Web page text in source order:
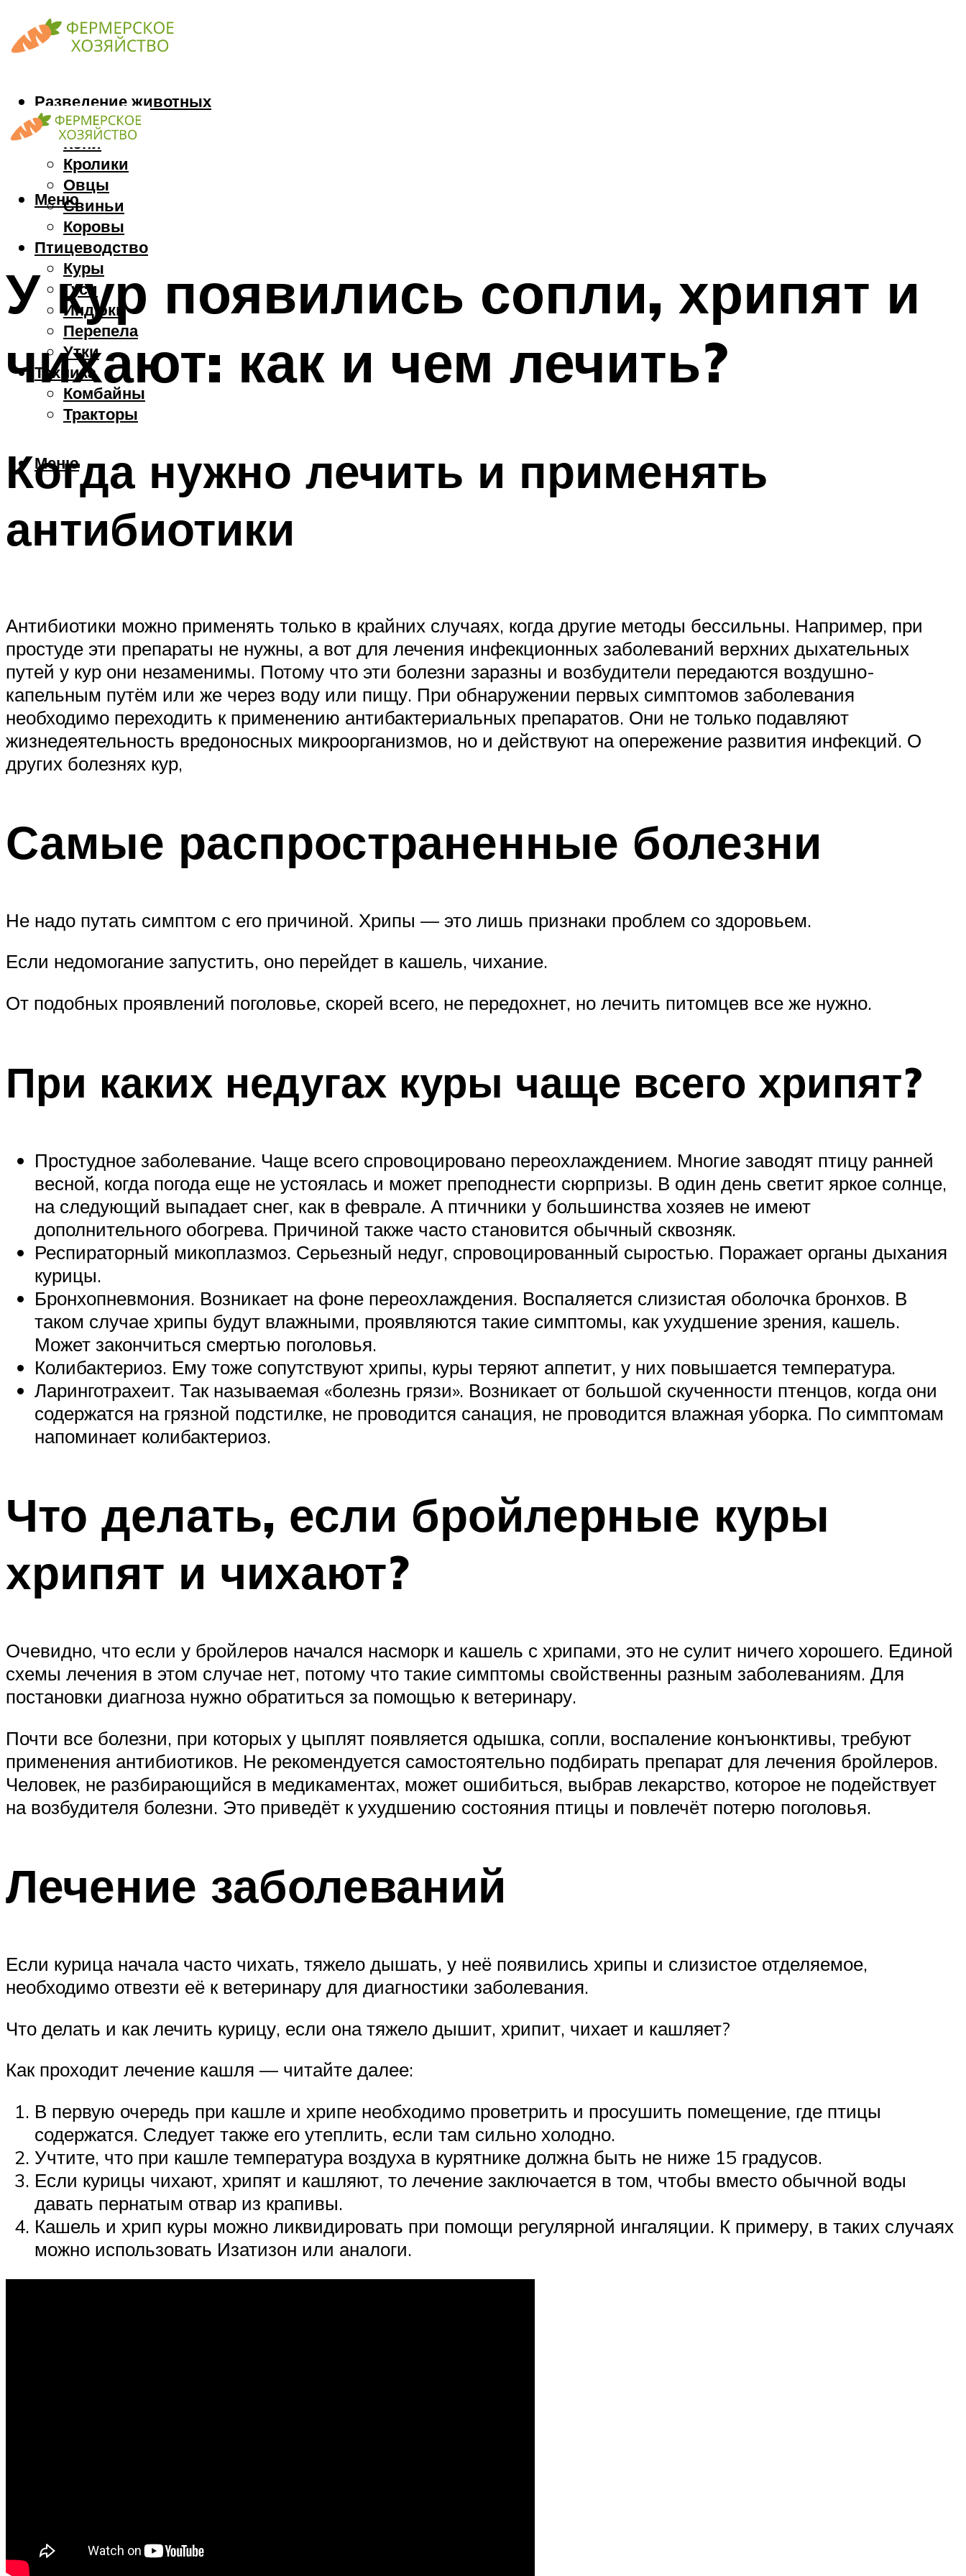
Разведение животных
Козы
Кони
Кролики
Овцы
Свиньи
Коровы
Птицеводство
Куры
Гуси
Индюки
Перепела
Утки
Техника
Комбайны
Тракторы
Меню
Меню
У кур появились сопли, хрипят и
чихают: как и чем лечить?
Когда нужно лечить и применять
антибиотики
Антибиотики можно применять только в крайних случаях, когда другие методы бессильны. Например, при
простуде эти препараты не нужны, а вот для лечения инфекционных заболеваний верхних дыхательных
путей у кур они незаменимы. Потому что эти болезни заразны и возбудители передаются воздушно-
капельным путём или же через воду или пищу. При обнаружении первых симптомов заболевания
необходимо переходить к применению антибактериальных препаратов. Они не только подавляют
жизнедеятельность вредоносных микроорганизмов, но и действуют на опережение развития инфекций. О
других болезнях кур,
Самые распространенные болезни
Не надо путать симптом с его причиной. Хрипы — это лишь признаки проблем со здоровьем.
Если недомогание запустить, оно перейдет в кашель, чихание.
От подобных проявлений поголовье, скорей всего, не передохнет, но лечить питомцев все же нужно.
При каких недугах куры чаще всего хрипят?
Простудное заболевание. Чаще всего спровоцировано переохлаждением. Многие заводят птицу ранней
весной, когда погода еще не устоялась и может преподнести сюрпризы. В один день светит яркое солнце,
на следующий выпадает снег, как в феврале. А птичники у большинства хозяев не имеют
дополнительного обогрева. Причиной также часто становится обычный сквозняк.
Респираторный микоплазмоз. Серьезный недуг, спровоцированный сыростью. Поражает органы дыхания
курицы.
Бронхопневмония. Возникает на фоне переохлаждения. Воспаляется слизистая оболочка бронхов. В
таком случае хрипы будут влажными, проявляются такие симптомы, как ухудшение зрения, кашель.
Может закончиться смертью поголовья.
Колибактериоз. Ему тоже сопутствуют хрипы, куры теряют аппетит, у них повышается температура.
Ларинготрахеит. Так называемая «болезнь грязи». Возникает от большой скученности птенцов, когда они
содержатся на грязной подстилке, не проводится санация, не проводится влажная уборка. По симптомам
напоминает колибактериоз.
Что делать, если бройлерные куры
хрипят и чихают?
Очевидно, что если у бройлеров начался насморк и кашель с хрипами, это не сулит ничего хорошего. Единой
схемы лечения в этом случае нет, потому что такие симптомы свойственны разным заболеваниям. Для
постановки диагноза нужно обратиться за помощью к ветеринару.
Почти все болезни, при которых у цыплят появляется одышка, сопли, воспаление конъюнктивы, требуют
применения антибиотиков. Не рекомендуется самостоятельно подбирать препарат для лечения бройлеров.
Человек, не разбирающийся в медикаментах, может ошибиться, выбрав лекарство, которое не подействует
на возбудителя болезни. Это приведёт к ухудшению состояния птицы и повлечёт потерю поголовья.
Лечение заболеваний
Если курица начала часто чихать, тяжело дышать, у неё появились хрипы и слизистое отделяемое,
необходимо отвезти её к ветеринару для диагностики заболевания.
Что делать и как лечить курицу, если она тяжело дышит, хрипит, чихает и кашляет?
Как проходит лечение кашля — читайте далее:
В первую очередь при кашле и хрипе необходимо проветрить и просушить помещение, где птицы
содержатся. Следует также его утеплить, если там сильно холодно.
Учтите, что при кашле температура воздуха в курятнике должна быть не ниже 15 градусов.
Если курицы чихают, хрипят и кашляют, то лечение заключается в том, чтобы вместо обычной воды
давать пернатым отвар из крапивы.
Кашель и хрип куры можно ликвидировать при помощи регулярной ингаляции. К примеру, в таких случаях
можно использовать Изатизон или аналоги.